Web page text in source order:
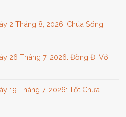
2 Tháng 8, 2026: Chúa Sống
26 Tháng 7, 2026: Đồng Đi Với
19 Tháng 7, 2026: Tốt Chưa